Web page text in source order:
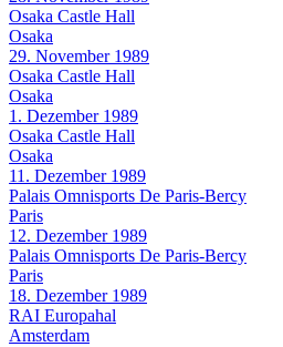
Osaka Castle Hall
Osaka
29. November 1989
Osaka Castle Hall
Osaka
1. Dezember 1989
Osaka Castle Hall
Osaka
11. Dezember 1989
Palais Omnisports De Paris-Bercy
Paris
12. Dezember 1989
Palais Omnisports De Paris-Bercy
Paris
18. Dezember 1989
RAI Europahal
Amsterdam